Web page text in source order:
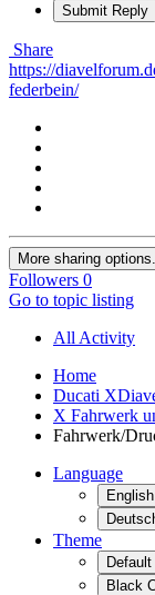
Submit Reply
Share
https://
federbein/
More sharing
Followers 0
Go to topic listing
All Activity
Home
Ducati
X Fahrwerk
Fahrwerk/
Language
Theme
Black